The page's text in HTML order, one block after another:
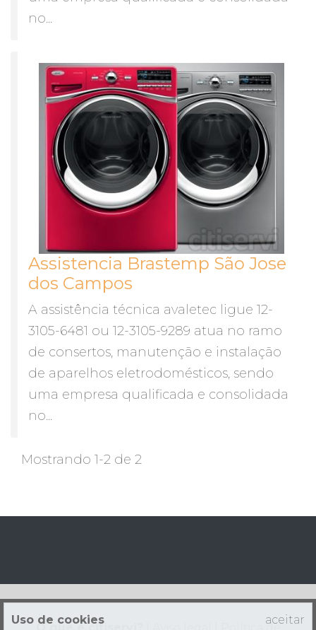
no...
Assistencia Brastemp São Jose
dos Campos
A assistência técnica avaletec ligue 12-
3105-6481 ou 12-3105-9289 atua no ramo
de consertos, manutenção e instalação
de aparelhos eletrodomésticos, sendo
uma empresa qualificada e consolidada
no...
Mostrando 1-2 de 2
aceitar
Uso de cookies